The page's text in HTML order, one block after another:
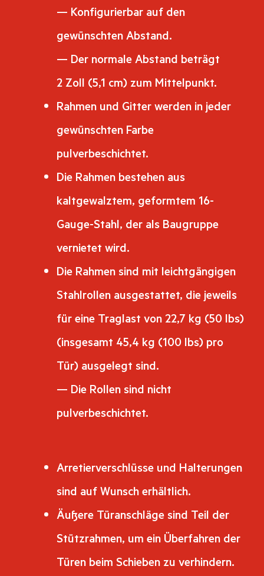
— Konfigurierbar auf den
gewünschten Abstand.
— Der normale Abstand beträgt
2 Zoll (5,1 cm) zum Mittelpunkt.
Rahmen und Gitter werden in jeder
gewünschten Farbe
pulverbeschichtet.
Die Rahmen bestehen aus
kaltgewalztem, geformtem 16-
Gauge-Stahl, der als Baugruppe
vernietet wird.
Die Rahmen sind mit leichtgängigen
Stahlrollen ausgestattet, die jeweils
für eine Traglast von 22,7 kg (50 lbs)
(insgesamt 45,4 kg (100 lbs) pro
Tür) ausgelegt sind.
— Die Rollen sind nicht
pulverbeschichtet.
Arretierverschlüsse und Halterungen
sind auf Wunsch erhältlich.
Äußere Türanschläge sind Teil der
Stützrahmen, um ein Überfahren der
Türen beim Schieben zu verhindern.